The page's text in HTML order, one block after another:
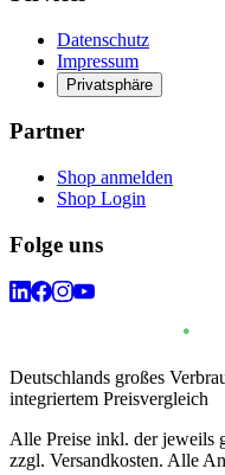
Datenschutz
Impressum
Privatsphäre
Partner
Shop anmelden
Shop Login
Folge uns
Deutschlands großes
integriertem Preisvergleich
Alle Preise inkl. der jeweils
zzgl. Versandkosten. Alle